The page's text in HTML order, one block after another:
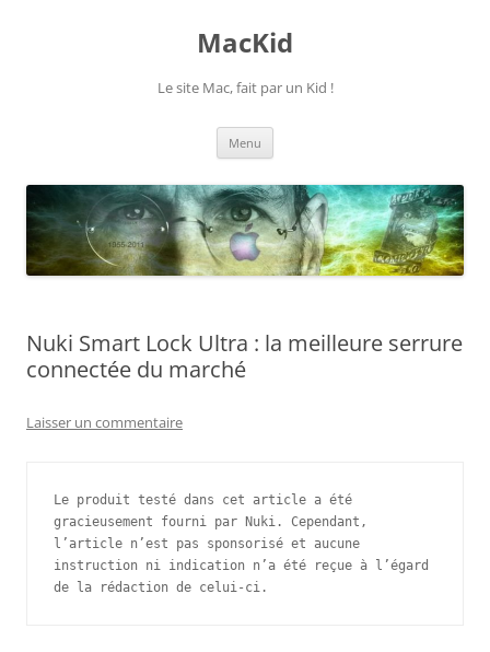
MacKid
Le site Mac, fait par un Kid !
Menu
Nuki Smart Lock Ultra : la meilleure serrure
connectée du marché
Laisser un commentaire
Le produit testé dans cet article a été
gracieusement fourni par Nuki. Cependant,
l’article n’est pas sponsorisé et aucune
instruction ni indication n’a été reçue à l’égard
de la rédaction de celui-ci.